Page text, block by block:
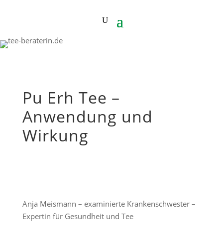
Pu Erh Tee –
Anwendung und
Wirkung
Anja Meismann – examinierte Krankenschwester –
Expertin für Gesundheit und Tee